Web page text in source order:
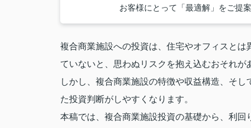
お客様にとって「最適解」をご提
複合商業施設への投資は、住宅やオフィスと
ていないと、思わぬリスクを抱え込むおそれが
しかし、複合商業施設の特徴や収益構造、そ
た投資判断がしやすくなります。
本稿では、複合商業施設投資の基礎から、利